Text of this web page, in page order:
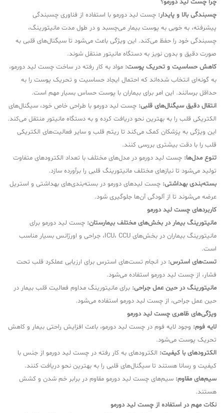
چرا چست لید دورمو؟
چسبندگی بالا و پایدار: چست لید دورمو با استفاده از فناوری چسبندگی
پیشرفته، به خوبی به پوست بیمار می‌چسبد و در طول مدت مانیتورینگ،
چسبندگی خود را حفظ می‌کند. این ویژگی باعث می‌شود تا سیگنال‌های قلبی به
صورت دقیق و بدون نویز به دستگاه مانیتور منتقل شوند.
کاهش حساسیت و تحریک پوست: مواد به کار رفته در ساخت چست لید دورمو،
به گونه‌ای انتخاب شده‌اند که احتمال ایجاد حساسیت و تحریک پوست را به
حداقل برسانند. این امر برای بیماران با پوست حساس بسیار مهم است.
انتقال دقیق سیگنال‌های قلبی: چست لید دورمو با طراحی خاص خود، سیگنال‌های
الکتریکی قلب را به بهترین نحو دریافت کرده و به دستگاه مانیتور منتقل می‌کند.
این ویژگی به پزشکان کمک می‌کند تا ریتم قلب و سایر فعالیت‌های الکتریکی
قلب را با دقت بیشتری بررسی کنند.
تنوع مدل‌ها: چست لید دورمو در مدل‌های مختلف با تعداد الکترودهای متفاوت
تولید می‌شود تا نیازهای مختلف مانیتورینگ قلبی را برآورده سازد.
بسته‌بندی بهداشتی: چست لیدهای دورمو در بسته‌بندی‌های بهداشتی و استریل
عرضه می‌شوند تا از آلودگی آن‌ها جلوگیری شود.
کاربردهای چست لید دورمو
مانیتورینگ بیمار در بخش‌های مختلف بیمارستان: چست لید دورمو برای
مانیتورینگ بیماران در بخش‌های ICU، CCU، جراحی و اورژانس بسیار مناسب
است.
تست‌های استرس: در انجام تست‌های استرس برای ارزیابی عملکرد قلب تحت
فشار، از چست لید دورمو استفاده می‌شود.
مانیتورینگ در حین عمل جراحی: برای مانیتورینگ مداوم فعالیت قلب بیمار در
حین عمل جراحی، از چست لید دورمو استفاده می‌شود.
ویژگی‌های ظاهری چست لید دورمو
لایه فوم: وجود لایه فوم در چست لید دورمو، باعث افزایش راحتی بیمار و کاهش
تحریک پوست می‌شود.
الکترودهای با کیفیت: الکترودهای به کار رفته در چست لید دورمو از جنس با
کیفیت و رسانا هستند تا سیگنال‌های قلبی را به بهترین نحو دریافت کنند.
سیم‌های مقاوم: سیم‌های چست لید دورمو مقاوم در برابر خم شدن و کشش
هستند.
نکات مهم در استفاده از چست لید دورمو